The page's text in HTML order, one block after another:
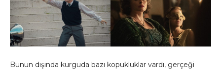
Bunun dışında kurguda bazı kopukluklar vardı, gerçeği